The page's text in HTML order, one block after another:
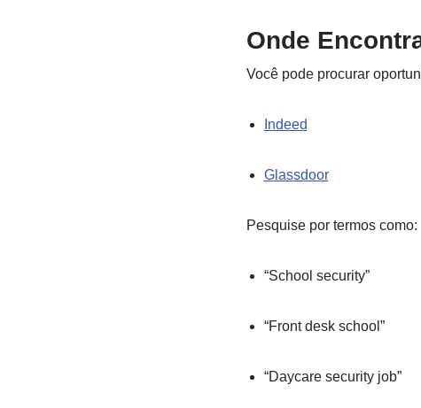
Onde
Você pode procurar
Indeed
Glassdoor
Pesquise por termos como:
“School security”
“Front desk school”
“Daycare security job”